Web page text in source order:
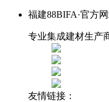
福建88BIFA·官方
专业集成建材生产
友情链接：